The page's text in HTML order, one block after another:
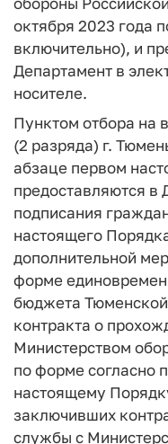
октября 2023 года
включительно), и
Департамент в
носителе.
Пунктом отбора на
(2 разряда) г.
абзаце первом
предоставляются в
подписания
настоящего
дополнительной
форме
бюджета
контракта о
Министерством
по форме согласно
настоящему
заключивших
службы с